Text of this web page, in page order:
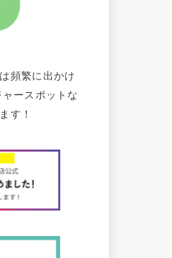
頻繁に出かけ
ースポットな
す！